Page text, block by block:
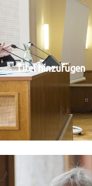
Titel hinzufügen